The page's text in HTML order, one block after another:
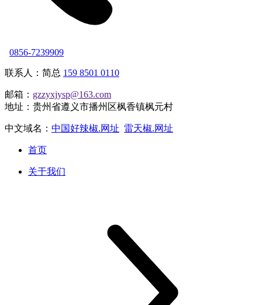
0856-7239909
联系人：简总 159 8501 0110
邮箱： gzzyxjysp@163.com
地址：贵州省遵义市播州区枫香镇枫元村
中文域名： 中国好辣椒.网址 雷天椒.网址
首页
关于我们